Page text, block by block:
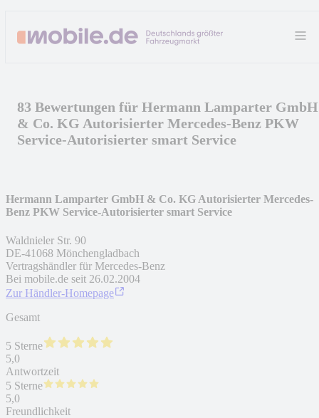
83 Bewertungen für Hermann Lamparter GmbH
& Co. KG Autorisierter Mercedes-Benz PKW
Service-Autorisierter smart Service
Hermann Lamparter GmbH & Co. KG Autorisierter Mercedes-
Benz PKW Service-Autorisierter smart Service
Waldnieler Str. 90
DE-41068 Mönchengladbach
Vertragshändler für Mercedes-Benz
Bei mobile.de seit 26.02.2004
Zur Händler-Homepage
Gesamt
5 Sterne
5,0
Antwortzeit
5 Sterne
5,0
Freundlichkeit